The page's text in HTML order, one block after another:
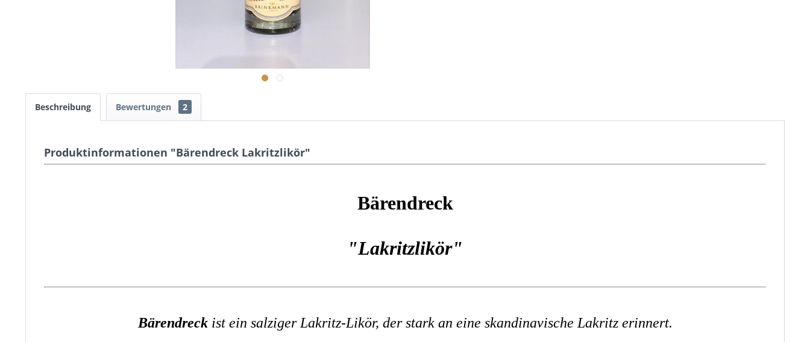
Beschreibung Bewertungen 2
Produktinformationen "Bärendreck Lakritzlikör"
Bärendreck
"Lakritzlikör"
Bärendreckist ein salziger Lakritz-Likör, der stark an eine skandinavische Lakritz erinnert.